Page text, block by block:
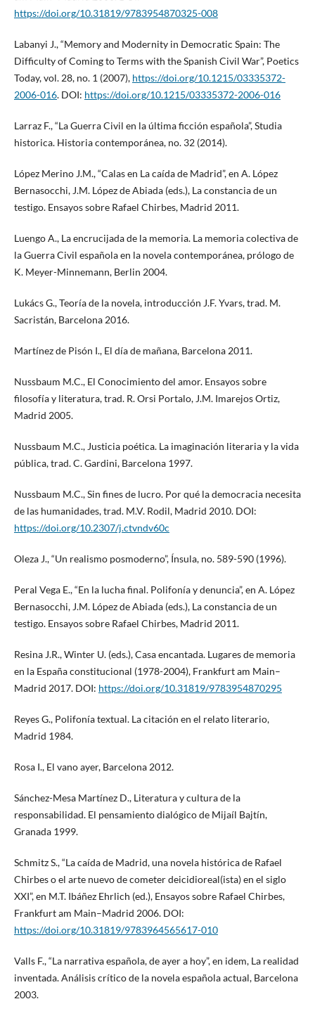
https://doi.org/10.31819/9783954870325-008
Labanyi J., “Memory and Modernity in Democratic Spain: The
Difficulty of Coming to Terms with the Spanish Civil War”, Poetics
Today, vol. 28, no. 1 (2007), https://doi.org/10.1215/03335372-
2006-016. DOI: https://doi.org/10.1215/03335372-2006-016
Larraz F., “La Guerra Civil en la última ficción española”, Studia
historica. Historia contemporánea, no. 32 (2014).
López Merino J.M., “Calas en La caída de Madrid”, en A. López
Bernasocchi, J.M. López de Abiada (eds.), La constancia de un
testigo. Ensayos sobre Rafael Chirbes, Madrid 2011.
Luengo A., La encrucijada de la memoria. La memoria colectiva de
la Guerra Civil española en la novela contemporánea, prólogo de
K. Meyer-Minnemann, Berlin 2004.
Lukács G., Teoría de la novela, introducción J.F. Yvars, trad. M.
Sacristán, Barcelona 2016.
Martínez de Pisón I., El día de mañana, Barcelona 2011.
Nussbaum M.C., El Conocimiento del amor. Ensayos sobre
filosofía y literatura, trad. R. Orsi Portalo, J.M. Imarejos Ortiz,
Madrid 2005.
Nussbaum M.C., Justicia poética. La imaginación literaria y la vida
pública, trad. C. Gardini, Barcelona 1997.
Nussbaum M.C., Sin fines de lucro. Por qué la democracia necesita
de las humanidades, trad. M.V. Rodil, Madrid 2010. DOI:
https://doi.org/10.2307/j.ctvndv60c
Oleza J., “Un realismo posmoderno”, Ínsula, no. 589-590 (1996).
Peral Vega E., “En la lucha final. Polifonía y denuncia”, en A. López
Bernasocchi, J.M. López de Abiada (eds.), La constancia de un
testigo. Ensayos sobre Rafael Chirbes, Madrid 2011.
Resina J.R., Winter U. (eds.), Casa encantada. Lugares de memoria
en la España constitucional (1978-2004), Frankfurt am Main–
Madrid 2017. DOI: https://doi.org/10.31819/9783954870295
Reyes G., Polifonía textual. La citación en el relato literario,
Madrid 1984.
Rosa I., El vano ayer, Barcelona 2012.
Sánchez-Mesa Martínez D., Literatura y cultura de la
responsabilidad. El pensamiento dialógico de Mijaíl Bajtín,
Granada 1999.
Schmitz S., “La caída de Madrid, una novela histórica de Rafael
Chirbes o el arte nuevo de cometer deicidioreal(ista) en el siglo
XXI”, en M.T. Ibáñez Ehrlich (ed.), Ensayos sobre Rafael Chirbes,
Frankfurt am Main–Madrid 2006. DOI:
https://doi.org/10.31819/9783964565617-010
Valls F., “La narrativa española, de ayer a hoy”, en idem, La realidad
inventada. Análisis crítico de la novela española actual, Barcelona
2003.